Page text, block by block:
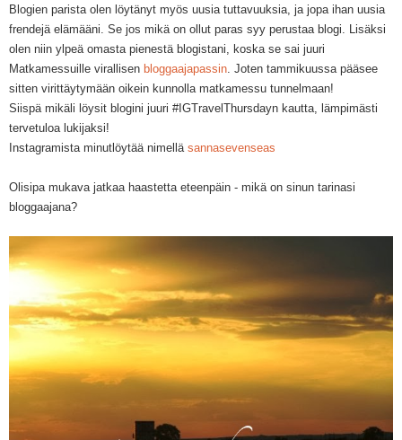
Blogien parista olen löytänyt myös uusia tuttavuuksia, ja jopa ihan uusia
frendejä elämääni. Se jos mikä on ollut paras syy perustaa blogi. Lisäksi
olen niin ylpeä omasta pienestä blogistani, koska se sai juuri
Matkamessuille virallisen bloggaajapassin. Joten tammikuussa pääsee
sitten virittäytymään oikein kunnolla matkamessu tunnelmaan!
Siispä mikäli löysit blogini juuri #IGTravelThursdayn kautta, lämpimästi
tervetuloa lukijaksi!
Instagramista minutlöytää nimellä sannasevenseas
Olisipa mukava jatkaa haastetta eteenpäin - mikä on sinun tarinasi
bloggaajana?